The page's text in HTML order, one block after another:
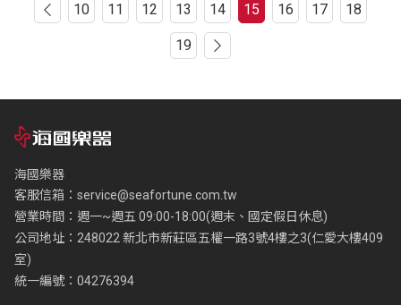
10 11 12 13 14 15 16 17 18
19
海國樂器
客服信箱： service@seafortune.com.tw
營業時間：週一~週五 09:00-18:00(週末、國定假日休息)
公司地址：248022 新北市新莊區五權一路3號4樓之3(仁愛大樓409
室)
統一編號：04276394